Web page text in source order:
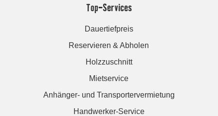
Top-Services
Dauertiefpreis
Reservieren & Abholen
Holzzuschnitt
Mietservice
Anhänger- und Transportervermietung
Handwerker-Service